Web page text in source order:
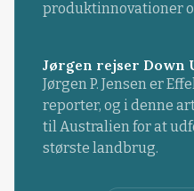
produktinnovationer
Jørgen rejser Down
Jørgen P. Jensen er
reporter, og i denne
til Australien for at
største landbrug.